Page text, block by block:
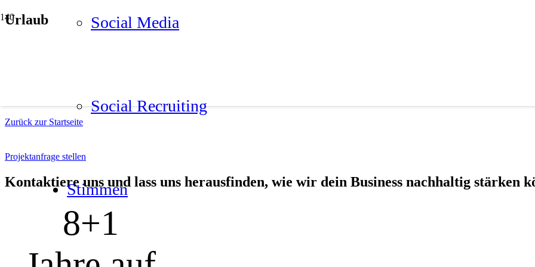
Social Media
Social Recrui­ting
Stim­men
Urlaub
Zurück zur Startseite
Projektanfrage stellen
Kon­tak­tie­re uns und lass uns her­aus­fin­den, wie wir dein Busi­ness nach­hal­tig stär­ken
8+1